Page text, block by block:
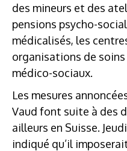
des mineurs et des
pensions psycho-
médicalisés, les
organisations de
médico-sociaux.
Les mesures
Vaud font suite à des
ailleurs en Suisse.
indiqué qu’il